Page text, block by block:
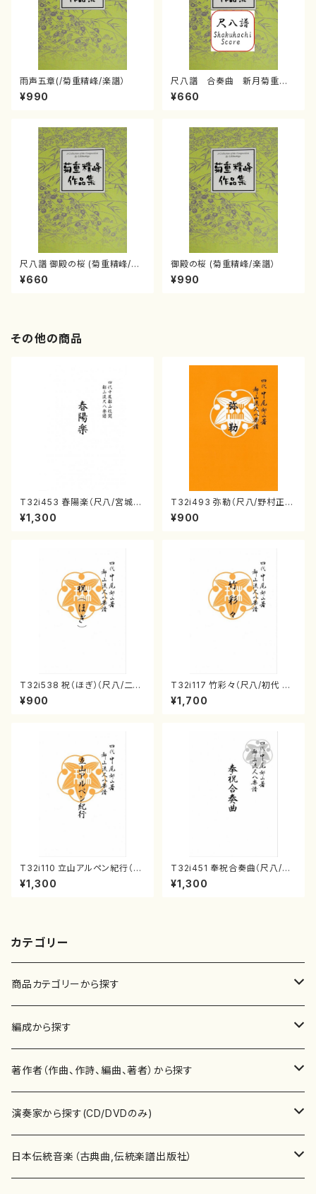
雨声五章(/菊重精峰/楽譜）
¥990
尺八譜 合奏曲 新月菊重精
峰/菊重精峰/楽譜）
¥660
尺八譜 御殿の桜 (菊重精峰/楽
譜）
¥660
御殿の桜 (菊重精峰/楽譜）
¥990
その他の商品
T32i453 春陽楽（尺八/宮城道
雄/楽譜）都山流公刊楽譜曲番:2
160
¥1,300
T32i493 弥勒（尺八/野村正
峰/楽譜）都山流公刊楽譜曲番:2
202
¥900
T32i538 祝（ほぎ）（尺八/二代
池田静山/楽譜）都山流公刊楽譜
曲番:2247
¥900
T32i117 竹彩々（尺八/初代 山
本邦山/尺八/都山式譜）都山流
公刊楽譜曲番:566
¥1,700
T32i110 立山アルペン紀行（尺
八/初代 石垣征山/尺八/都山式
譜）都山流公刊楽譜曲番:559
¥1,300
T32i451 奉祝合奏曲（尺八/久
本玄智/楽譜）都山流公刊楽譜曲
番:2158
¥1,300
カテゴリー
商品カテゴリーから探す
楽譜
書籍
書籍
テキストブック
CD・DVD
チケット
編成から探す
邦楽器
箏・琴（ソロ）
箏・琴（合奏）
合唱
混声合唱
歌・声
著作者（作曲、作詩、編曲、著者）から探す
あ行
青木省三(アオキ ショウゾウ)
か行
演奏家から探す(CD/DVDのみ)
邦楽（箏、三味線、尺八等）演奏家
日本伝統音楽（古典曲,伝統楽譜出版社）